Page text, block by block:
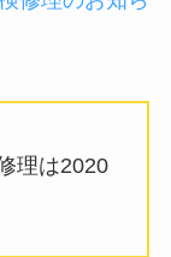
理は2020